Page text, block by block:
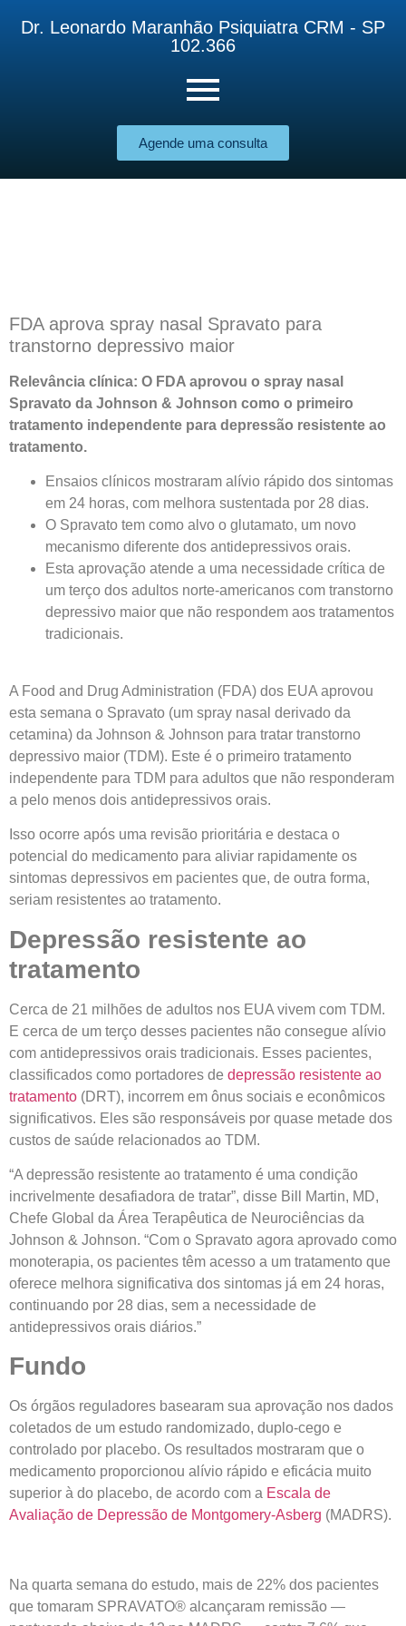
Dr. Leonardo Maranhão Psiquiatra CRM - SP
102.366
Agende uma consulta
FDA aprova spray nasal Spravato para
transtorno depressivo maior
Relevância clínica: O FDA aprovou o spray nasal
Spravato da Johnson & Johnson como o primeiro
tratamento independente para depressão resistente ao
tratamento.
Ensaios clínicos mostraram alívio rápido dos sintomas
em 24 horas, com melhora sustentada por 28 dias.
O Spravato tem como alvo o glutamato, um novo
mecanismo diferente dos antidepressivos orais.
Esta aprovação atende a uma necessidade crítica de
um terço dos adultos norte-americanos com transtorno
depressivo maior que não respondem aos tratamentos
tradicionais.
A Food and Drug Administration (FDA) dos EUA aprovou
esta semana o Spravato (um spray nasal derivado da
cetamina) da Johnson & Johnson para tratar transtorno
depressivo maior (TDM). Este é o primeiro tratamento
independente para TDM para adultos que não responderam
a pelo menos dois antidepressivos orais.
Isso ocorre após uma revisão prioritária e destaca o
potencial do medicamento para aliviar rapidamente os
sintomas depressivos em pacientes que, de outra forma,
seriam resistentes ao tratamento.
Depressão resistente ao
tratamento
Cerca de 21 milhões de adultos nos EUA vivem com TDM.
E cerca de um terço desses pacientes não consegue alívio
com antidepressivos orais tradicionais. Esses pacientes,
classificados como portadores de depressão resistente ao
tratamento (DRT), incorrem em ônus sociais e econômicos
significativos. Eles são responsáveis por quase metade dos
custos de saúde relacionados ao TDM.
“A depressão resistente ao tratamento é uma condição
incrivelmente desafiadora de tratar”, disse Bill Martin, MD,
Chefe Global da Área Terapêutica de Neurociências da
Johnson & Johnson. “Com o Spravato agora aprovado como
monoterapia, os pacientes têm acesso a um tratamento que
oferece melhora significativa dos sintomas já em 24 horas,
continuando por 28 dias, sem a necessidade de
antidepressivos orais diários.”
Fundo
Os órgãos reguladores basearam sua aprovação nos dados
coletados de um estudo randomizado, duplo-cego e
controlado por placebo. Os resultados mostraram que o
medicamento proporcionou alívio rápido e eficácia muito
superior à do placebo, de acordo com a Escala de
Avaliação de Depressão de Montgomery-Asberg (MADRS).
Na quarta semana do estudo, mais de 22% dos pacientes
que tomaram SPRAVATO® alcançaram remissão —